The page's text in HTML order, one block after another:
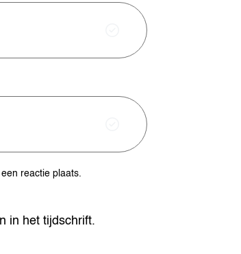
in het tijdschrift.
reactie plaats.